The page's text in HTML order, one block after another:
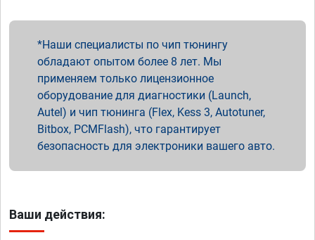
Наши специалисты по чип тюнингу
обладают опытом более 8 лет. Мы
применяем только лицензионное
оборудование для диагностики (Launch,
Autel) и чип тюнинга (Flex, Kess 3, Autotuner,
Bitbox, PCMFlash), что гарантирует
безопасность для электроники вашего авто.
Ваши действия: